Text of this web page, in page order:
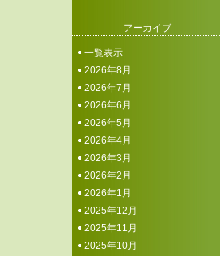
アーカイブ
一覧表示
2026年8月
2026年7月
2026年6月
2026年5月
2026年4月
2026年3月
2026年2月
2026年1月
2025年12月
2025年11月
2025年10月